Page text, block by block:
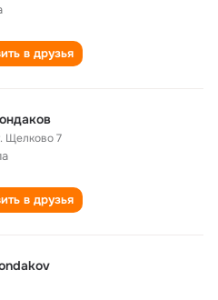
в друзья
Щелково 7
в друзья